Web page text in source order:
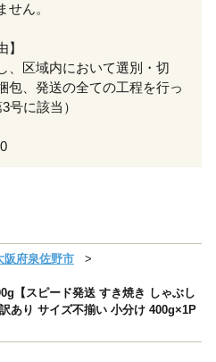
ん。
】
、区域内において選別・切
包、発送の全ての工程を行っ
号に該当）
阪府泉佐野市
【スピード発送 すき焼き しゃぶし
あり サイズ不揃い 小分け 400g×1P